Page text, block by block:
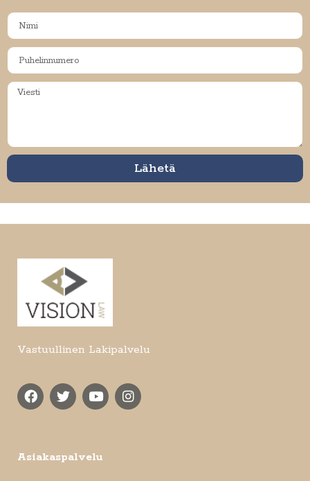
Lähetä
Vastuullinen Lakipalvelu
Asiakaspalvelu